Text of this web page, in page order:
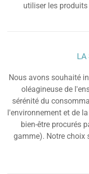
utiliser les
LA
Nous avons souhaité
oléagineuse de
sérénité du
l'environnement et de
bien-être procurés
gamme). Notre choix